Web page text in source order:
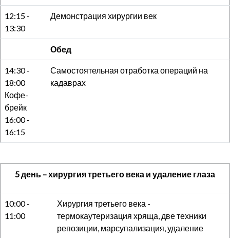
12:15 -
13:30
Демонстрация хирургии век
Обед
14:30 -
18:00
Кофе-
брейк
16:00 -
16:15
Самостоятельная отработка операций на
кадаврах
5 день – хирургия третьего века и удаление глаза
10:00 -
11:00
Хирургия третьего века -
термокаутеризация хряща, две техники
репозиции, марсупализация, удаление